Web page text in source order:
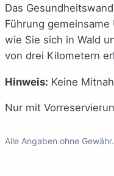
Das
Führung
wie Sie sich in Wald
von drei Kilometern
Hinweis: Keine
Nur mit
Alle Angaben ohne